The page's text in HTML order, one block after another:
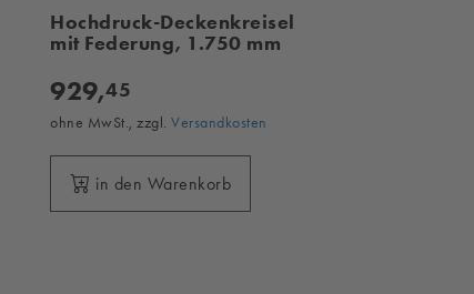
Hochdruck-Deckenkreisel
mit Federung, 1.750 mm
929,45
ohne MwSt., zzgl.Versandkosten
in den Warenkorb